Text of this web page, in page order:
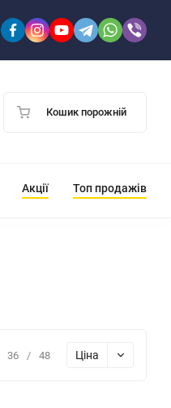
Кошик порожній
Акції Топ продажів
36 / 48 Ціна